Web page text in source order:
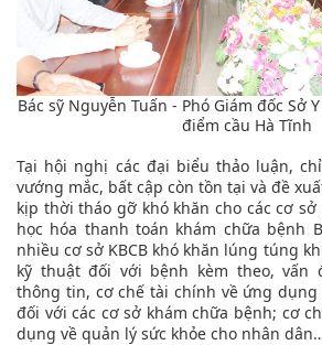
Bác sỹ Nguyễn Tuấn - Phó Giám đốc Sở
điểm cầu Hà Tĩnh
Tại hội nghị các đại biểu thảo luận,
vướng mắc, bất cập còn tồn tại và đề
kịp thời tháo gỡ khó khăn cho các cơ
học hóa thanh toán khám chữa bệnh
nhiều cơ sở KBCB khó khăn lúng túng
kỹ thuật đối với bệnh kèm theo, vấn
thông tin, cơ chế tài chính về ứng
đối với các cơ sở khám chữa bệnh; cơ
dụng về quản lý sức khỏe cho nhân